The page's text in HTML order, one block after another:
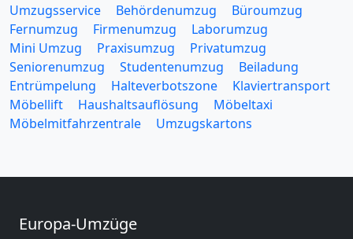
Umzugsservice Behördenumzug
Büroumzug
Fernumzug
Firmenumzug
Laborumzug
Mini Umzug
Praxisumzug
Privatumzug
Seniorenumzug
Studentenumzug
Beiladung
Entrümpelung
Halteverbotszone
Klaviertransport
Möbellift
Haushaltsauflösung
Möbeltaxi
Möbelmitfahrzentrale
Umzugskartons
Europa-Umzüge